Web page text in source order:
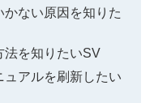
ない原因を知りた
法を知りたいSV
アルを刷新したい